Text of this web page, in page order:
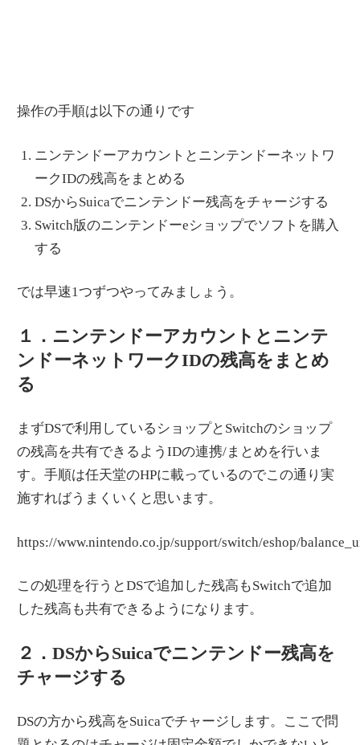
操作の手順は以下の通りです
ニンテンドーアカウントとニンテンドーネットワ
ークIDの残高をまとめる
DSからSuicaでニンテンドー残高をチャージする
Switch版のニンテンドーeショップでソフトを購入
する
では早速1つずつやってみましょう。
１．ニンテンドーアカウントとニンテ
ンドーネットワークIDの残高をまとめ
る
まずDSで利用しているショップとSwitchのショップ
の残高を共有できるようIDの連携/まとめを行いま
す。手順は任天堂のHPに載っているのでこの通り実
施すればうまくいくと思います。
https://www.nintendo.co.jp/support/switch/eshop/
この処理を行うとDSで追加した残高もSwitchで追加
した残高も共有できるようになります。
２．DSからSuicaでニンテンドー残高を
チャージする
DSの方から残高をSuicaでチャージします。ここで問